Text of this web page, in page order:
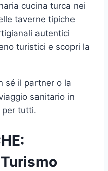
cucina turca nei
taverne tipiche
autentici
turistici e scopri la
sé il partner o la
sanitario in
per tutti.